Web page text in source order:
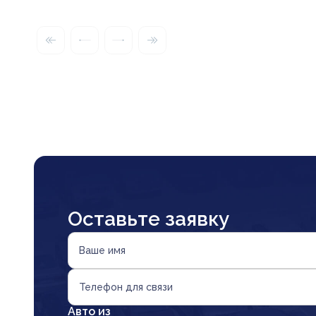
Оставьте заявку
Ваше имя
Телефон для связи
Авто из